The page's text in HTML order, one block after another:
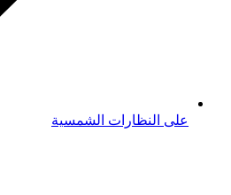
على النظارات الشمسية